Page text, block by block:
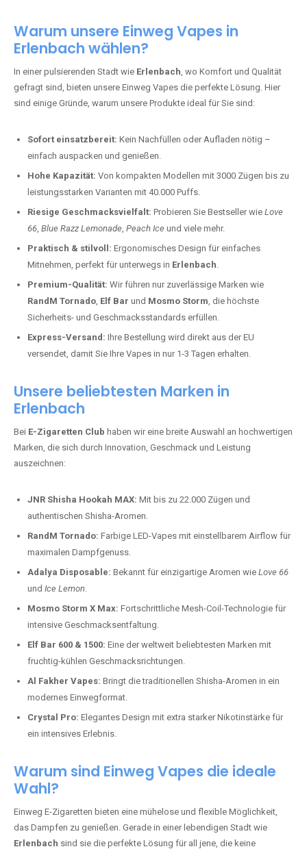
Warum unsere Einweg Vapes in
Erlenbach wählen?
In einer pulsierenden Stadt wie Erlenbach, wo Komfort und Qualität
gefragt sind, bieten unsere Einweg Vapes die perfekte Lösung. Hier
sind einige Gründe, warum unsere Produkte ideal für Sie sind:
Sofort einsatzbereit: Kein Nachfüllen oder Aufladen nötig –
einfach auspacken und genießen.
Hohe Kapazität: Von kompakten Modellen mit 3000 Zügen bis zu
leistungsstarken Varianten mit 40.000 Puffs.
Riesige Geschmacksvielfalt: Probieren Sie Bestseller wie Love
66, Blue Razz Lemonade, Peach Ice und viele mehr.
Praktisch & stilvoll: Ergonomisches Design für einfaches
Mitnehmen, perfekt für unterwegs in Erlenbach.
Premium-Qualität: Wir führen nur zuverlässige Marken wie
RandM Tornado, Elf Bar und Mosmo Storm, die höchste
Sicherheits- und Geschmacksstandards erfüllen.
Express-Versand: Ihre Bestellung wird direkt aus der EU
versendet, damit Sie Ihre Vapes in nur 1-3 Tagen erhalten.
Unsere beliebtesten Marken in
Erlenbach
Bei E-Zigaretten Club haben wir eine breite Auswahl an hochwertigen
Marken, die sich durch Innovation, Geschmack und Leistung
auszeichnen:
JNR Shisha Hookah MAX: Mit bis zu 22.000 Zügen und
authentischen Shisha-Aromen.
RandM Tornado: Farbige LED-Vapes mit einstellbarem Airflow für
maximalen Dampfgenuss.
Adalya Disposable: Bekannt für einzigartige Aromen wie Love 66
und Ice Lemon.
Mosmo Storm X Max: Fortschrittliche Mesh-Coil-Technologie für
intensive Geschmacksentfaltung.
Elf Bar 600 & 1500: Eine der weltweit beliebtesten Marken mit
fruchtig-kühlen Geschmacksrichtungen.
Al Fakher Vapes: Bringt die traditionellen Shisha-Aromen in ein
modernes Einwegformat.
Crystal Pro: Elegantes Design mit extra starker Nikotinstärke für
ein intensives Erlebnis.
Warum sind Einweg Vapes die ideale
Wahl?
Einweg E-Zigaretten bieten eine mühelose und flexible Möglichkeit,
das Dampfen zu genießen. Gerade in einer lebendigen Stadt wie
Erlenbach sind sie die perfekte Lösung für all jene, die keine